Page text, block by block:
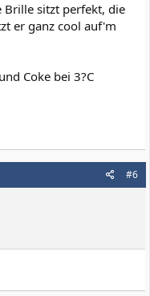
Brille sitzt perfekt, die
er ganz cool auf'm
Coke bei 3?C
#6